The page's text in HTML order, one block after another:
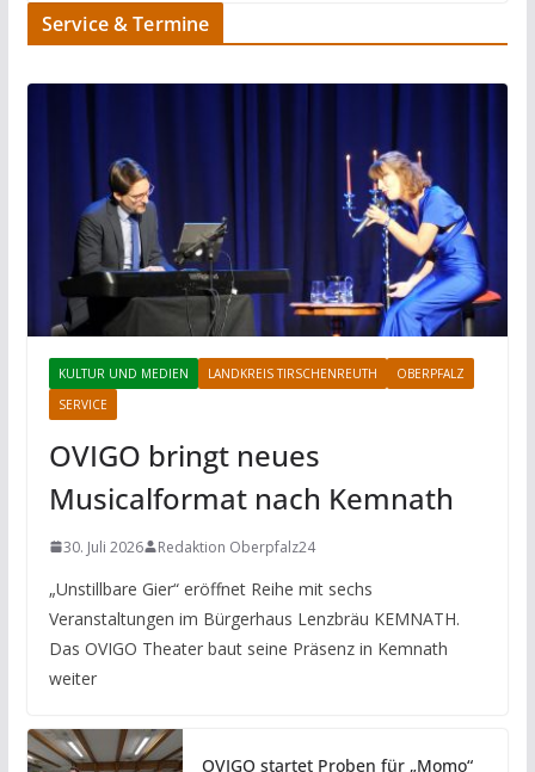
Service & Termine
KULTUR UND MEDIEN LANDKREIS TIRSCHENREUTH
OBERPFALZ
SERVICE
OVIGO bringt neues
Musicalformat nach Kemnath
30. Juli 2026 Redaktion Oberpfalz24
„Unstillbare Gier“ eröffnet Reihe mit sechs
Veranstaltungen im Bürgerhaus Lenzbräu KEMNATH.
Das OVIGO Theater baut seine Präsenz in Kemnath
weiter
OVIGO startet Proben für „Momo“